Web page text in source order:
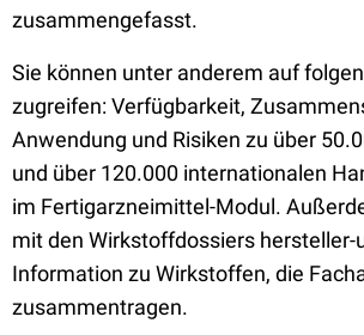
zusammengefasst.
Sie können unter anderem auf
zugreifen: Verfügbarkeit,
Anwendung und Risiken zu über
und über 120.000 internationalen
im Fertigarzneimittel-Modul.
mit den Wirkstoffdossiers hersteller-
Information zu Wirkstoffen, die
zusammentragen.